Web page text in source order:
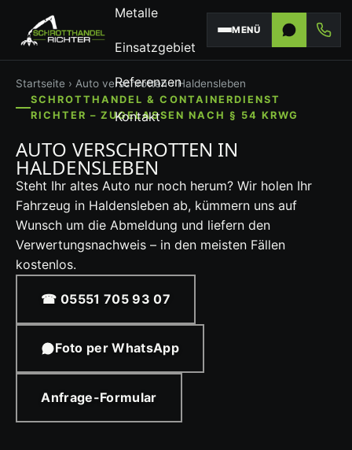
Metalle
Einsatzgebiet
Referenzen
Kontakt
MENÜ
Startseite › Auto verschrotten› Haldensleben
SCHROTTHANDEL & CONTAINERDIENST
RICHTER – ZUGELASSEN NACH § 54 KRWG
AUTO VERSCHROTTEN IN
HALDENSLEBEN
Steht Ihr altes Auto nur noch herum? Wir holen Ihr
Fahrzeug in Haldensleben ab, kümmern uns auf
Wunsch um die Abmeldung und liefern den
Verwertungsnachweis – in den meisten Fällen
kostenlos.
☎ 05551 705 93 07
Foto per WhatsApp
Anfrage-Formular